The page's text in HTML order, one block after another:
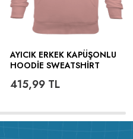
AYICIK ERKEK KAPÜŞONLU
HOODIE SWEATSHIRT
415,99TL